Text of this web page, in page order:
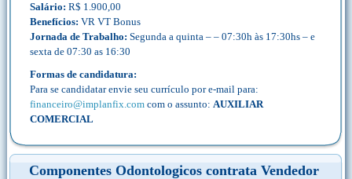
Salário: R$ 1.900,00
Benefícios: VR VT Bonus
Jornada de Trabalho: Segunda a quinta – – 07:30h às 17:30hs – e
sexta de 07:30 as 16:30
Formas de candidatura:
Para se candidatar envie seu currículo por e-mail para:
financeiro@implanfix.com com o assunto: AUXILIAR
COMERCIAL
Componentes Odontologicos contrata Vendedor